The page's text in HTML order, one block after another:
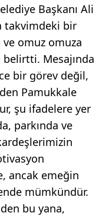
Başkanı Ali
takvimdeki bir
omuz omuza
Mesajında
bir görev değil,
Pamukkale
şu ifadelere yer
parkında ve
ancak emeğin
mümkündür.
bu yana,